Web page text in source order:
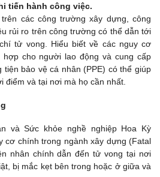
tiến hành công việc.
các công trường xây dựng, công
rủi ro trên công trường có thể dẫn tới
tử vong. Hiểu biết về các nguy cơ
hợp cho người lao động và cung cấp
bảo vệ cá nhân (PPE) có thể giúp
điểm và tại nơi mà họ cần nhất.
và Sức khỏe nghề nghiệp Hoa Kỳ
cơ chính trong ngành xây dựng (Fatal
nhân chính dẫn đến tử vong tại nơi
bị mắc kẹt bên trong hoặc ở giữa và